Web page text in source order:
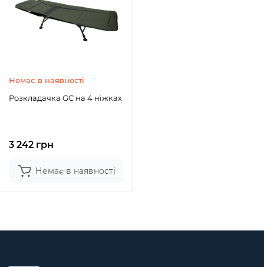
Немає в наявності
Розкладачка GC на 4 ніжках
3 242 грн
Немає в наявності